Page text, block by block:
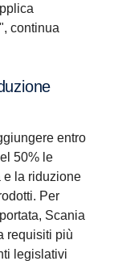
continua
entro
50% le
e la riduzione
Per
Scania
requisiti più
legislativi